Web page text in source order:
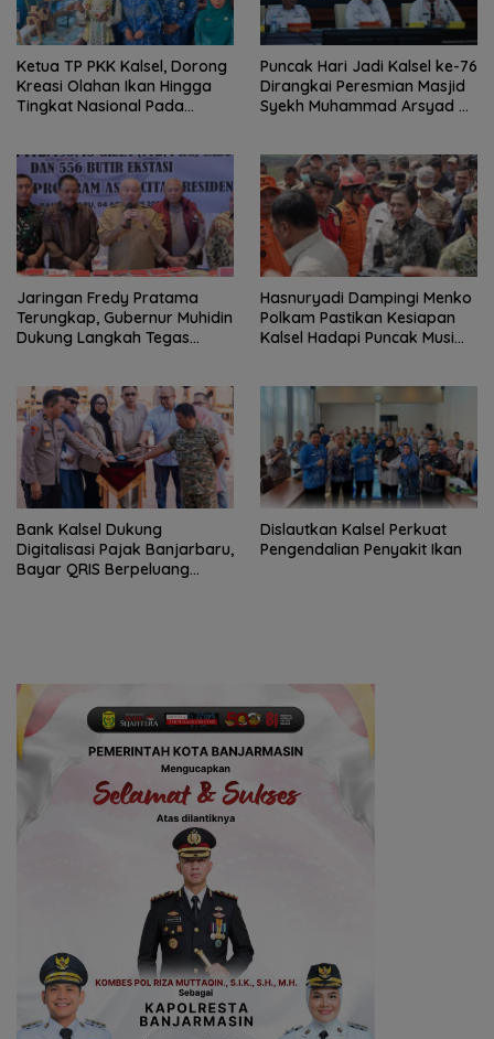
Ketua TP PKK Kalsel, Dorong
Kreasi Olahan Ikan Hingga
Tingkat Nasional Pada
Puncak Hari Jadi Kalsel ke-76
Dirangkai Peresmian Masjid
Syekh Muhammad Arsyad Al
Jaringan Fredy Pratama
Terungkap, Gubernur Muhidin
Dukung Langkah Tegas
Hasnuryadi Dampingi Menko
Polkam Pastikan Kesiapan
Kalsel Hadapi Puncak Musim
Bank Kalsel Dukung
Digitalisasi Pajak Banjarbaru,
Bayar QRIS Berpeluang
Dislautkan Kalsel Perkuat
Pengendalian Penyakit Ikan